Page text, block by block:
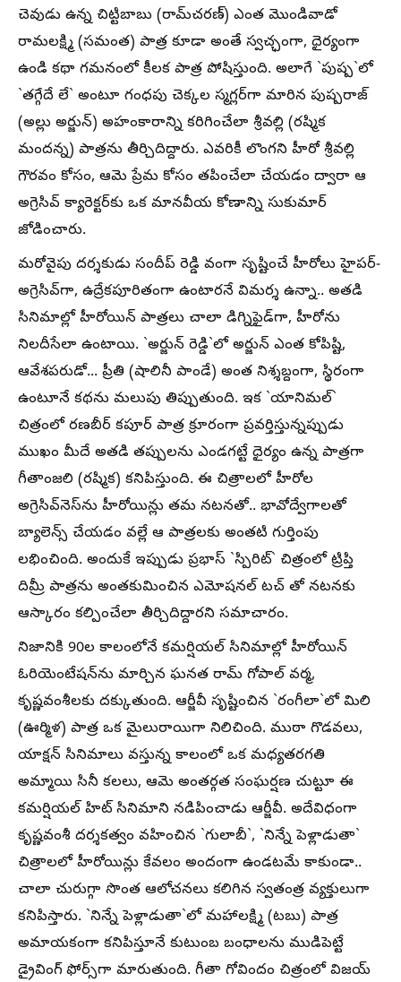
చెవుడు ఉన్న చిట్టిబాబు (రామ్‌చరణ్) ఎంత మొండివాడో
రామలక్ష్మి (సమంత) పాత్ర కూడా అంతే స్వచ్ఛంగా, ధైర్యంగా
ఉండి కథా గమనంలో కీలక పాత్ర పోషిస్తుంది. అలాగే `పుష్ప`లో
`తగ్గేదే లే` అంటూ గంధపు చెక్కల స్మగ్లర్‌గా మారిన పుష్పరాజ్
(అల్లు అర్జున్) అహంకారాన్ని కరిగించేలా శ్రీవల్లి (రష్మిక
మందన్న) పాత్రను తీర్చిదిద్దారు. ఎవరికీ లొంగని హీరో శ్రీవల్లి
గౌరవం కోసం, ఆమె ప్రేమ కోసం తపించేలా చేయడం ద్వారా ఆ
అగ్రెసివ్ క్యారెక్టర్‌కు ఒక మానవీయ కోణాన్ని సుకుమార్
జోడించారు.
మరోవైపు దర్శకుడు సందీప్ రెడ్డి వంగా సృష్టించే హీరోలు హైపర్-
అగ్రెసివ్‌గా, ఉద్రేకపూరితంగా ఉంటారనే విమర్శ ఉన్నా.. అతడి
సినిమాల్లో హీరోయిన్ పాత్రలు చాలా డిగ్నిఫైడ్‌గా, హీరోను
నిలదీసేలా ఉంటాయి. `అర్జున్ రెడ్డి`లో అర్జున్ ఎంత కోపిష్టి,
ఆవేశపరుడో... ప్రీతి (షాలినీ పాండే) అంత నిశ్శబ్దంగా, స్థిరంగా
ఉంటూనే కథను మలుపు తిప్పుతుంది. ఇక `యానిమల్`
చిత్రంలో రణబీర్ కపూర్ పాత్ర క్రూరంగా ప్రవర్తిస్తున్నప్పుడు
ముఖం మీదే అతడి తప్పులను ఎండగట్టే ధైర్యం ఉన్న పాత్రగా
గీతాంజలి (రష్మిక) కనిపిస్తుంది. ఈ చిత్రాలలో హీరోల
అగ్రెసివ్‌నెస్‌ను హీరోయిన్లు తమ నటనతో.. భావోద్వేగాలతో
బ్యాలెన్స్ చేయడం వల్లే ఆ పాత్రలకు అంతటి గుర్తింపు
లభించింది. అందుకే ఇప్పుడు ప్రభాస్ `స్పిరిట్` చిత్రంలో ట్రిప్తి
దిమ్రీ పాత్రను అంతకుమించిన ఎమోషనల్ టచ్ తో నటనకు
ఆస్కారం కల్పించేలా తీర్చిదిద్దారని సమాచారం.
నిజానికి 90ల కాలంలోనే కమర్షియల్ సినిమాల్లో హీరోయిన్
ఓరియెంటేషన్‌ను మార్చిన ఘనత రామ్ గోపాల్ వర్మ,
కృష్ణవంశీలకు దక్కుతుంది. ఆర్జీవీ సృష్టించిన `రంగీలా`లో మిలి
(ఊర్మిళ) పాత్ర ఒక మైలురాయిగా నిలిచింది. ముఠా గొడవలు,
యాక్షన్ సినిమాలు వస్తున్న కాలంలో ఒక మధ్యతరగతి
అమ్మాయి సినీ కలలు, ఆమె అంతర్గత సంఘర్షణ చుట్టూ ఈ
కమర్షియల్ హిట్ సినిమాని నడిపించాడు ఆర్జీవీ. అదేవిధంగా
కృష్ణవంశీ దర్శకత్వం వహించిన `గులాబీ`, `నిన్నే పెళ్లాడుతా`
చిత్రాలలో హీరోయిన్లు కేవలం అందంగా ఉండటమే కాకుండా..
చాలా చురుగ్గా సొంత ఆలోచనలు కలిగిన స్వతంత్ర వ్యక్తులుగా
కనిపిస్తారు. `నిన్నే పెళ్లాడుతా`లో మహాలక్ష్మి (టబు) పాత్ర
అమాయకంగా కనిపిస్తూనే కుటుంబ బంధాలను ముడిపెట్టే
డ్రైవింగ్ ఫోర్స్‌గా మారుతుంది. గీతా గోవిందం చిత్రంలో విజయ్